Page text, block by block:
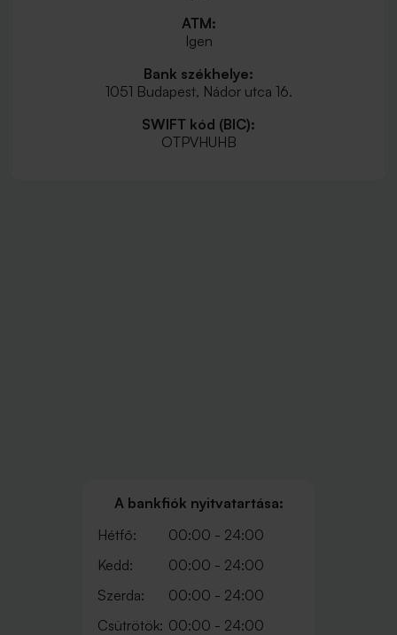
ATM:
Igen
Bank székhelye:
1051 Budapest, Nádor utca 16.
SWIFT kód (BIC):
OTPVHUHB
A bankfiók nyitvatartása:
Hétfő:
00:00 - 24:00
Kedd:
00:00 - 24:00
Szerda:
00:00 - 24:00
Csütrötök: 00:00 - 24:00